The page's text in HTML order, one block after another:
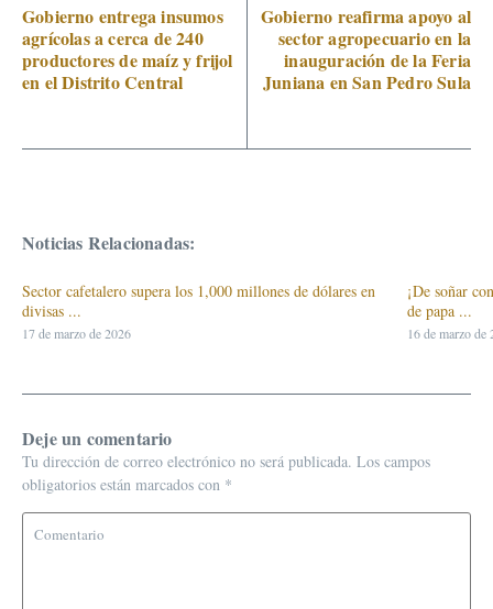
Gobierno entrega insumos
agrícolas a cerca de 240
productores de maíz y frijol
en el Distrito Central
Gobierno reafirma apoyo al
sector agropecuario en la
inauguración de la Feria
Juniana en San Pedro Sula
Noticias Relacionadas:
Sector cafetalero supera los 1,000 millones de dólares en
divisas ...
17 de marzo de 2026
¡De soñar
de papa ...
16 de marzo de
Deje un comentario
Tu dirección de correo electrónico no será publicada. Los campos
obligatorios están marcados con *